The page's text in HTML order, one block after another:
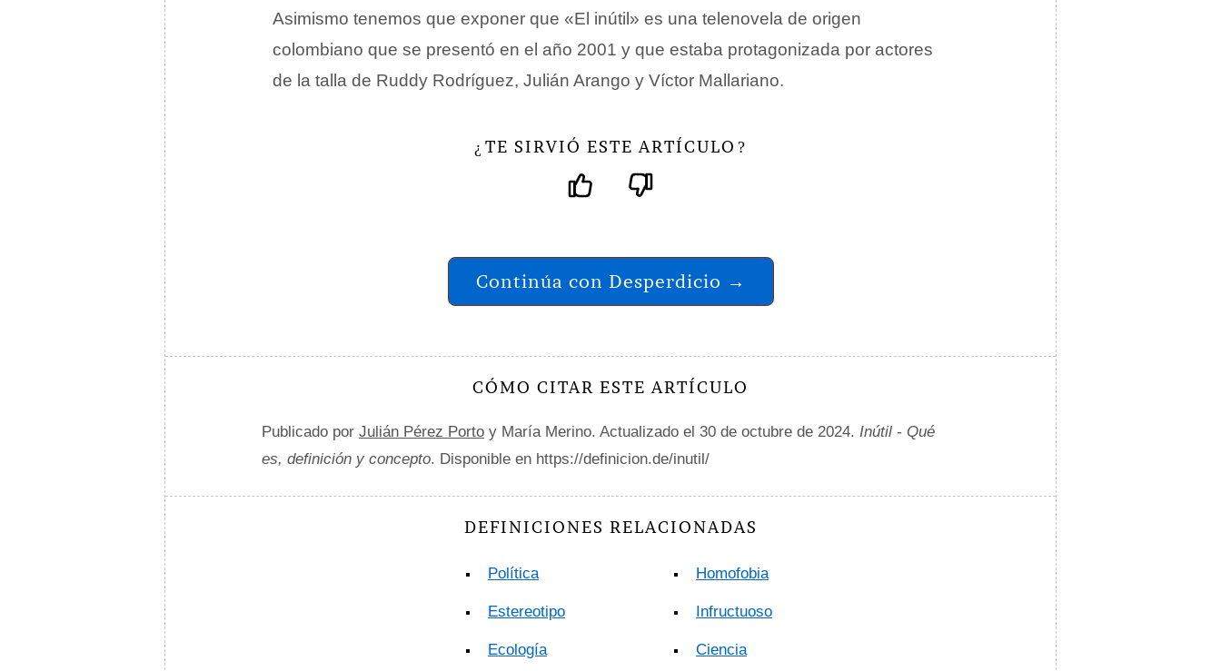
Asimismo tenemos que exponer que «El inútil» es una telenovela de origen
colombiano que se presentó en el año 2001 y que estaba protagonizada por actores
de la talla de Ruddy Rodríguez, Julián Arango y Víctor Mallariano.
¿ TE SIRVIÓ ESTE ARTÍCULO ?
Continúa con Desperdicio →
CÓMO CITAR ESTE ARTÍCULO
Publicado por Julián Pérez Porto y María Merino. Actualizado el 30 de octubre de 2024. Inútil - Qué
es, definición y concepto. Disponible en https://definicion.de/inutil/
DEFINICIONES RELACIONADAS
Política
Estereotipo
Ecología
Homofobia
Infructuoso
Ciencia